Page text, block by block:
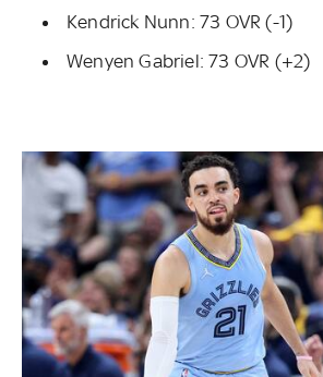
Kendrick Nunn: 73 OVR (-1)
Wenyen Gabriel: 73 OVR (+2)